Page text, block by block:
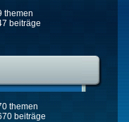
themen
beiträge
themen
beiträge